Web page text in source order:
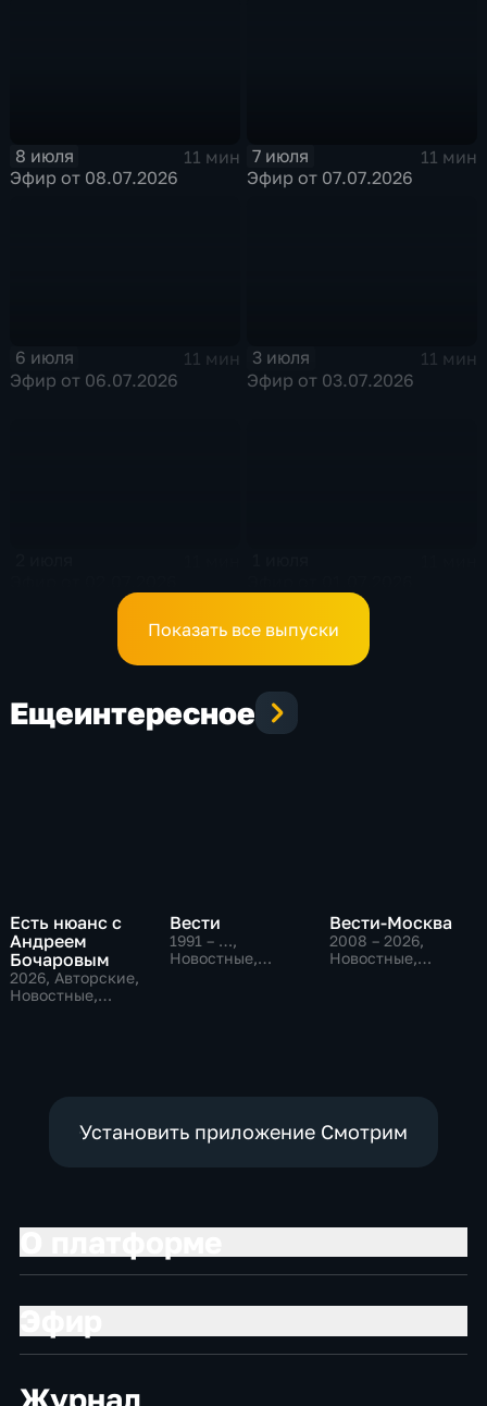
8 июля
11 мин
Эфир от 08.07.2026
7 июля
11 мин
Эфир от 07.07.2026
6 июля
11 мин
Эфир от 06.07.2026
3 июля
11 мин
Эфир от 03.07.2026
Показать все выпуски
Ещеинтересное
Есть нюанс с
Андреем
Бочаровым
2026, Авторские,
Новостные,
Вести
1991 – …,
Новостные,
Вести-Москва
2008 – 2026,
Новостные,
Установить приложение Смотрим